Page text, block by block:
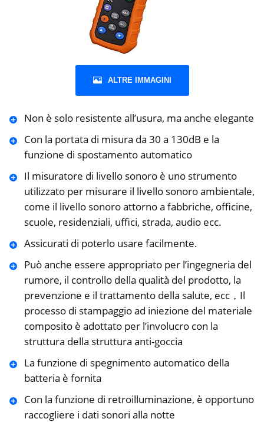
ALTRE IMMAGINI
Non è solo resistente all’usura, ma anche elegante
Con la portata di misura da 30 a 130dB e la
funzione di spostamento automatico
Il misuratore di livello sonoro è uno strumento
utilizzato per misurare il livello sonoro ambientale,
come il livello sonoro attorno a fabbriche, officine,
scuole, residenziali, uffici, strada, audio ecc.
Assicurati di poterlo usare facilmente.
Può anche essere appropriato per l’ingegneria del
rumore, il controllo della qualità del prodotto, la
prevenzione e il trattamento della salute, ecc，Il
processo di stampaggio ad iniezione del materiale
composito è adottato per l’involucro con la
struttura della struttura anti-goccia
La funzione di spegnimento automatico della
batteria è fornita
Con la funzione di retroilluminazione, è opportuno
raccogliere i dati sonori alla notte